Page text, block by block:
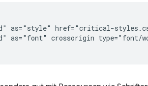
as="style" href="critical-
as="font" crossorigin type="font/